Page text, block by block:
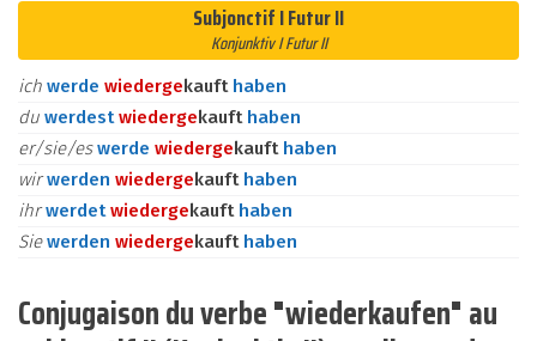
Subjonctif I Futur II
Konjunktiv I Futur II
ich werde wiedergekauft haben
du werdestwiedergekauft haben
er/sie/eswerde wiedergekauft haben
wirwerden wiedergekauft haben
ihrwerdetwiedergekauft haben
Siewerden wiedergekauft haben
Conjugaison du verbe "wiederkaufen" au